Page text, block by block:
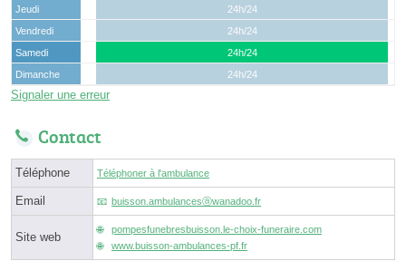
Jeudi
24h/24
Vendredi
24h/24
Samedi
24h/24
Dimanche
24h/24
Signaler une erreur
Contact
Téléphone Téléphoner à l'ambulance
Email buisson.ambulancesⓐwanadoo.fr
Site web
pompesfunebresbuisson.le-choix-funeraire.com
www.buisson-ambulances-pf.fr